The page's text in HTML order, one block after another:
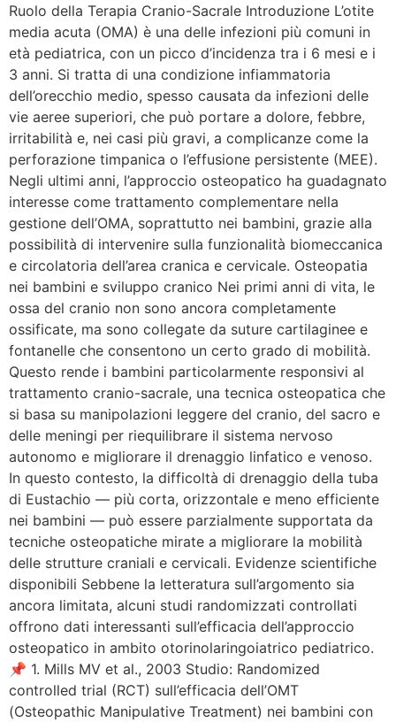
Ruolo della Terapia Cranio-Sacrale Introduzione L’otite
media acuta (OMA) è una delle infezioni più comuni in
età pediatrica, con un picco d’incidenza tra i 6 mesi e i
3 anni. Si tratta di una condizione infiammatoria
dell’orecchio medio, spesso causata da infezioni delle
vie aeree superiori, che può portare a dolore, febbre,
irritabilità e, nei casi più gravi, a complicanze come la
perforazione timpanica o l’effusione persistente (MEE).
Negli ultimi anni, l’approccio osteopatico ha guadagnato
interesse come trattamento complementare nella
gestione dell’OMA, soprattutto nei bambini, grazie alla
possibilità di intervenire sulla funzionalità biomeccanica
e circolatoria dell’area cranica e cervicale. Osteopatia
nei bambini e sviluppo cranico Nei primi anni di vita, le
ossa del cranio non sono ancora completamente
ossificate, ma sono collegate da suture cartilaginee e
fontanelle che consentono un certo grado di mobilità.
Questo rende i bambini particolarmente responsivi al
trattamento cranio-sacrale, una tecnica osteopatica che
si basa su manipolazioni leggere del cranio, del sacro e
delle meningi per riequilibrare il sistema nervoso
autonomo e migliorare il drenaggio linfatico e venoso.
In questo contesto, la difficoltà di drenaggio della tuba
di Eustachio — più corta, orizzontale e meno efficiente
nei bambini — può essere parzialmente supportata da
tecniche osteopatiche mirate a migliorare la mobilità
delle strutture craniali e cervicali. Evidenze scientifiche
disponibili Sebbene la letteratura sull’argomento sia
ancora limitata, alcuni studi randomizzati controllati
offrono dati interessanti sull’efficacia dell’approccio
osteopatico in ambito otorinolaringoiatrico pediatrico.
📌 1. Mills MV et al., 2003 Studio: Randomized
controlled trial (RCT) sull’efficacia dell’OMT
(Osteopathic Manipulative Treatment) nei bambini con